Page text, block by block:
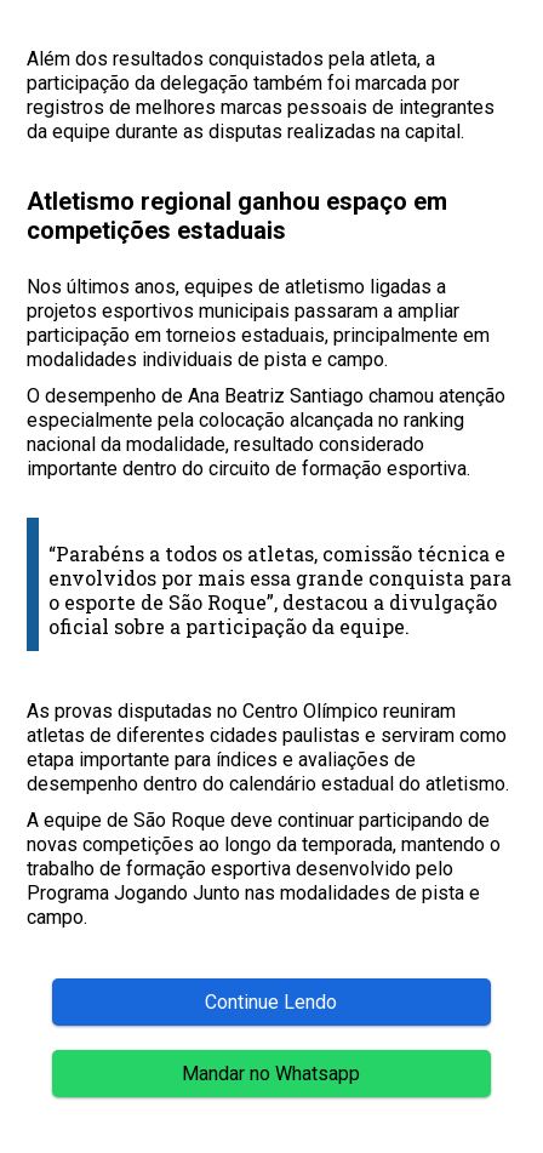
Além dos resultados conquistados pela atleta, a
participação da delegação também foi marcada por
registros de melhores marcas pessoais de integrantes
da equipe durante as disputas realizadas na capital.
Atletismo regional ganhou espaço em
competições estaduais
Nos últimos anos, equipes de atletismo ligadas a
projetos esportivos municipais passaram a ampliar
participação em torneios estaduais, principalmente em
modalidades individuais de pista e campo.
O desempenho de Ana Beatriz Santiago chamou atenção
especialmente pela colocação alcançada no ranking
nacional da modalidade, resultado considerado
importante dentro do circuito de formação esportiva.
“Parabéns a todos os atletas, comissão técnica e
envolvidos por mais essa grande conquista para
o esporte de São Roque”, destacou a divulgação
oficial sobre a participação da equipe.
As provas disputadas no Centro Olímpico reuniram
atletas de diferentes cidades paulistas e serviram como
etapa importante para índices e avaliações de
desempenho dentro do calendário estadual do atletismo.
A equipe de São Roque deve continuar participando de
novas competições ao longo da temporada, mantendo o
trabalho de formação esportiva desenvolvido pelo
Programa Jogando Junto nas modalidades de pista e
campo.
Continue Lendo
Mandar no Whatsapp